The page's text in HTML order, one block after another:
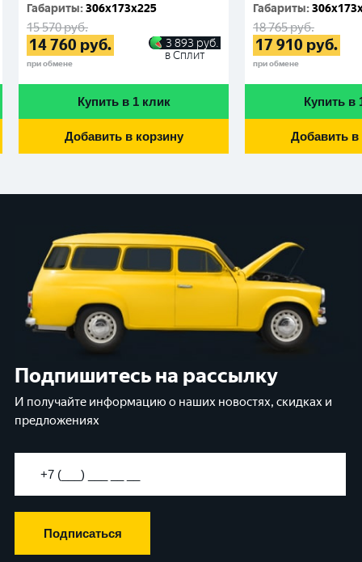
Габариты:306x173x225
15 570руб.
14 760 руб.
при обмене
3 893 руб.
в Сплит
Купить в 1 клик
Добавить в корзину
Габариты:
18 765руб.
17 910 руб.
при обмене
Купить в
Добавить в
Подпишитесь на рассылку
И получайте информацию о наших новостях, скидках и
предложениях
Подписаться